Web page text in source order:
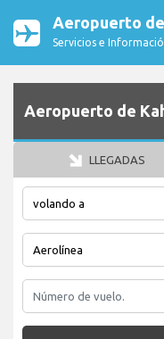
Aeropuerto
Servicios e
Aeropuerto de
LLEGADAS